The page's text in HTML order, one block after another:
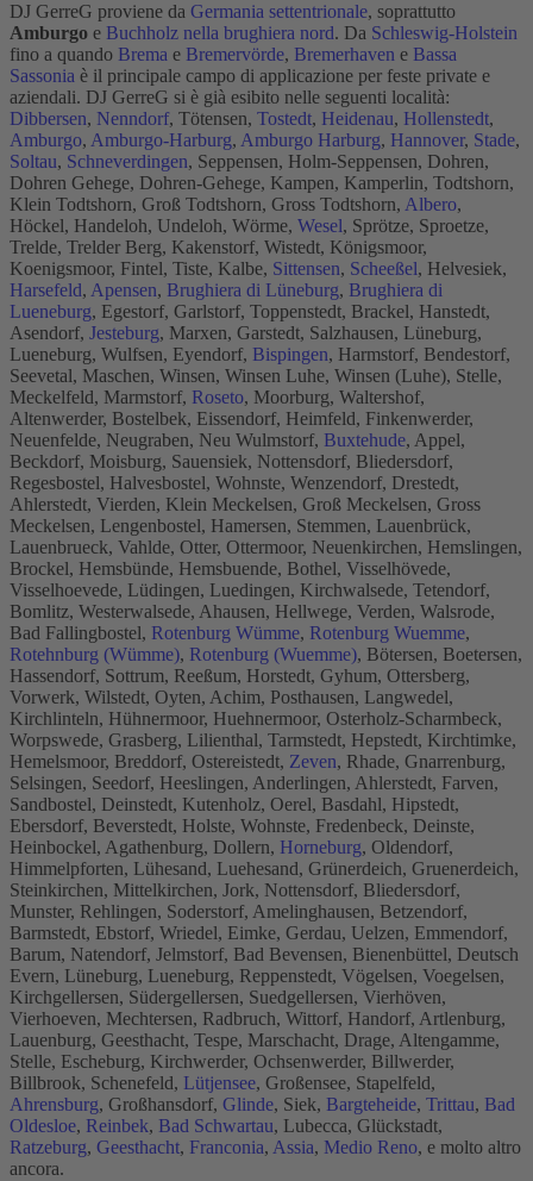
DJ GerreG proviene da Germania settentrionale, soprattutto
Amburgo e Buchholz nella brughiera nord. Da Schleswig-Holstein
fino a quando Brema e Bremervörde, Bremerhaven e Bassa
Sassonia è il principale campo di applicazione per feste private e
aziendali. DJ GerreG si è già esibito nelle seguenti località:
Dibbersen, Nenndorf, Tötensen, Tostedt, Heidenau, Hollenstedt,
Amburgo, Amburgo-Harburg, Amburgo Harburg, Hannover, Stade,
Soltau, Schneverdingen, Seppensen, Holm-Seppensen, Dohren,
Dohren Gehege, Dohren-Gehege, Kampen, Kamperlin, Todtshorn,
Klein Todtshorn, Groß Todtshorn, Gross Todtshorn, Albero,
Höckel, Handeloh, Undeloh, Wörme, Wesel, Sprötze, Sproetze,
Trelde, Trelder Berg, Kakenstorf, Wistedt, Königsmoor,
Koenigsmoor, Fintel, Tiste, Kalbe, Sittensen, Scheeßel, Helvesiek,
Harsefeld, Apensen, Brughiera di Lüneburg, Brughiera di
Lueneburg, Egestorf, Garlstorf, Toppenstedt, Brackel, Hanstedt,
Asendorf, Jesteburg, Marxen, Garstedt, Salzhausen, Lüneburg,
Lueneburg, Wulfsen, Eyendorf, Bispingen, Harmstorf, Bendestorf,
Seevetal, Maschen, Winsen, Winsen Luhe, Winsen (Luhe), Stelle,
Meckelfeld, Marmstorf, Roseto, Moorburg, Waltershof,
Altenwerder, Bostelbek, Eissendorf, Heimfeld, Finkenwerder,
Neuenfelde, Neugraben, Neu Wulmstorf, Buxtehude, Appel,
Beckdorf, Moisburg, Sauensiek, Nottensdorf, Bliedersdorf,
Regesbostel, Halvesbostel, Wohnste, Wenzendorf, Drestedt,
Ahlerstedt, Vierden, Klein Meckelsen, Groß Meckelsen, Gross
Meckelsen, Lengenbostel, Hamersen, Stemmen, Lauenbrück,
Lauenbrueck, Vahlde, Otter, Ottermoor, Neuenkirchen, Hemslingen,
Brockel, Hemsbünde, Hemsbuende, Bothel, Visselhövede,
Visselhoevede, Lüdingen, Luedingen, Kirchwalsede, Tetendorf,
Bomlitz, Westerwalsede, Ahausen, Hellwege, Verden, Walsrode,
Bad Fallingbostel, Rotenburg Wümme, Rotenburg Wuemme,
Rotehnburg (Wümme), Rotenburg (Wuemme), Bötersen, Boetersen,
Hassendorf, Sottrum, Reeßum, Horstedt, Gyhum, Ottersberg,
Vorwerk, Wilstedt, Oyten, Achim, Posthausen, Langwedel,
Kirchlinteln, Hühnermoor, Huehnermoor, Osterholz-Scharmbeck,
Worpswede, Grasberg, Lilienthal, Tarmstedt, Hepstedt, Kirchtimke,
Hemelsmoor, Breddorf, Ostereistedt, Zeven, Rhade, Gnarrenburg,
Selsingen, Seedorf, Heeslingen, Anderlingen, Ahlerstedt, Farven,
Sandbostel, Deinstedt, Kutenholz, Oerel, Basdahl, Hipstedt,
Ebersdorf, Beverstedt, Holste, Wohnste, Fredenbeck, Deinste,
Heinbockel, Agathenburg, Dollern, Horneburg, Oldendorf,
Himmelpforten, Lühesand, Luehesand, Grünerdeich, Gruenerdeich,
Steinkirchen, Mittelkirchen, Jork, Nottensdorf, Bliedersdorf,
Munster, Rehlingen, Soderstorf, Amelinghausen, Betzendorf,
Barmstedt, Ebstorf, Wriedel, Eimke, Gerdau, Uelzen, Emmendorf,
Barum, Natendorf, Jelmstorf, Bad Bevensen, Bienenbüttel, Deutsch
Evern, Lüneburg, Lueneburg, Reppenstedt, Vögelsen, Voegelsen,
Kirchgellersen, Südergellersen, Suedgellersen, Vierhöven,
Vierhoeven, Mechtersen, Radbruch, Wittorf, Handorf, Artlenburg,
Lauenburg, Geesthacht, Tespe, Marschacht, Drage, Altengamme,
Stelle, Escheburg, Kirchwerder, Ochsenwerder, Billwerder,
Billbrook, Schenefeld, Lütjensee, Großensee, Stapelfeld,
Ahrensburg, Großhansdorf, Glinde, Siek, Bargteheide, Trittau, Bad
Oldesloe, Reinbek, Bad Schwartau, Lubecca, Glückstadt,
Ratzeburg, Geesthacht, Franconia, Assia, Medio Reno, e molto altro
ancora.